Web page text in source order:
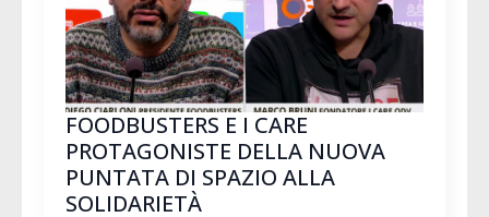
FOODBUSTERS E I CARE
PROTAGONISTE DELLA NUOVA
PUNTATA DI SPAZIO ALLA
SOLIDARIETÀ